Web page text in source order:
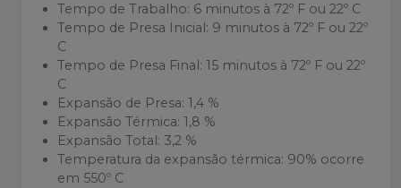
Tempo de Trabalho: 6 minutos à 72º F ou 22º C
Tempo de Presa Inicial: 9 minutos à 72º F ou 22º
C
Tempo de Presa Final: 15 minutos à 72º F ou 22º
C
Expansão de Presa: 1,4 %
Expansão Térmica: 1,8 %
Expansão Total: 3,2 %
Temperatura da expansão térmica: 90% ocorre
em 550º C